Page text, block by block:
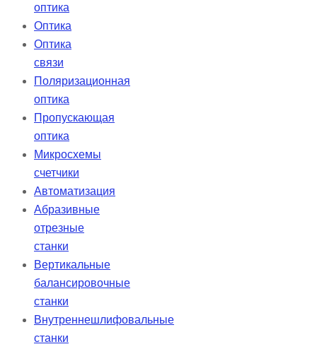
оптика
Оптика
Оптика
связи
Поляризационная
оптика
Пропускающая
оптика
Микросхемы
счетчики
Автоматизация
Абразивные
отрезные
станки
Вертикальные
балансировочные
станки
Внутреннешлифовальные
станки